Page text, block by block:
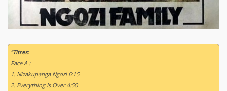
“Titres:
Face A :
1. Nizakupanga Ngozi 6:15
2. Everything Is Over 4:50